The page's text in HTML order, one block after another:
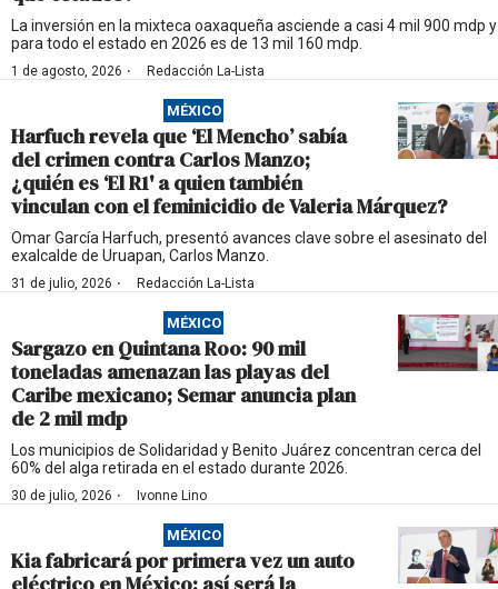
La inversión en la mixteca oaxaqueña asciende a casi 4 mil 900 mdp y
para todo el estado en 2026 es de 13 mil 160 mdp.
1 de agosto, 2026 · Redacción La-Lista
MÉXICO
Harfuch revela que ‘El Mencho’ sabía
del crimen contra Carlos Manzo;
¿quién es ‘El R1' a quien también
vinculan con el feminicidio de Valeria Márquez?
Omar García Harfuch, presentó avances clave sobre el asesinato del
exalcalde de Uruapan, Carlos Manzo.
31 de julio, 2026 · Redacción La-Lista
MÉXICO
Sargazo en Quintana Roo: 90 mil
toneladas amenazan las playas del
Caribe mexicano; Semar anuncia plan
de 2 mil mdp
Los municipios de Solidaridad y Benito Juárez concentran cerca del
60% del alga retirada en el estado durante 2026.
30 de julio, 2026 · Ivonne Lino
MÉXICO
Kia fabricará por primera vez un auto